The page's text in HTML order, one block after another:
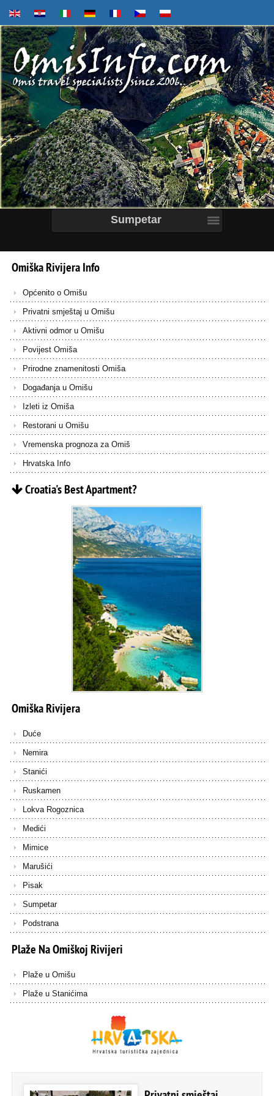
Sumpetar
OmiškaRivijeraInfo
Općenito o Omišu
Privatni smještaj u Omišu
Aktivni odmor u Omišu
Povijest Omiša
Prirodne znamenitosti Omiša
Događanja u Omišu
Izleti iz Omiša
Restorani u Omišu
Vremenska prognoza za Omiš
Hrvatska Info
Croatia'sBestApartment?
OmiškaRivijera
Duće
Nemira
Stanići
Ruskamen
Lokva Rogoznica
Medići
Mimice
Marušići
Pisak
Sumpetar
Podstrana
PlažeNaOmiškojRivijeri
Plaže u Omišu
Plaže u Stanićima